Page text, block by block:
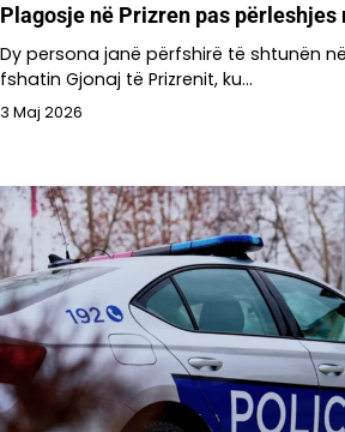
Plagosje në Prizren pas përleshjes
Dy persona janë përfshirë të shtunën
fshatin Gjonaj të Prizrenit, ku…
3 Maj 2026